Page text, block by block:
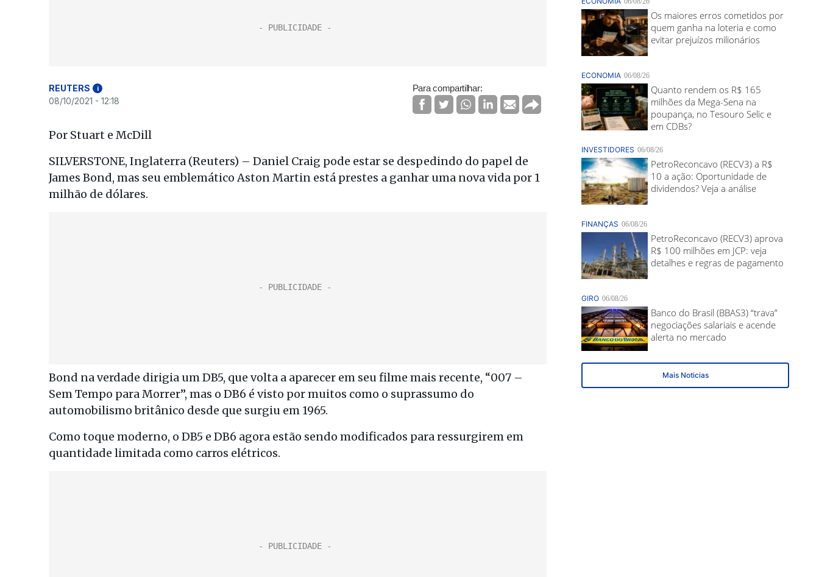
REUTERS i
08/10/2021 - 12:18
Para compartilhar:
Por Stuart e McDill
SILVERSTONE, Inglaterra (Reuters) – Daniel Craig pode estar se despedindo do papel de
James Bond, mas seu emblemático Aston Martin está prestes a ganhar uma nova vida por 1
milhão de dólares.
Bond na verdade dirigia um DB5, que volta a aparecer em seu filme mais recente, “007 –
Sem Tempo para Morrer”, mas o DB6 é visto por muitos como o suprassumo do
automobilismo britânico desde que surgiu em 1965.
Como toque moderno, o DB5 e DB6 agora estão sendo modificados para ressurgirem em
quantidade limitada como carros elétricos.